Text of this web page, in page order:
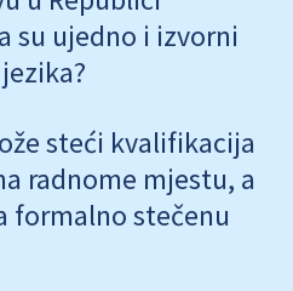
su ujedno i izvorni
steći kvalifikacija
radnome mjestu, a
formalno stečenu